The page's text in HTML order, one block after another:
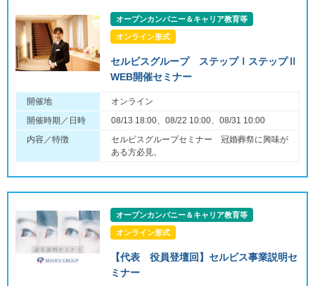
オープンカンパニー＆キャリア教育等
オンライン形式
セルビスグループ ステップⅠステップⅡ
WEB開催セミナー
開催地
オンライン
開催時期／日時
08/13 18:00、08/22 10:00、08/31 10:00
内容／特徴
セルビスグループセミナー 冠婚葬祭に興味が
ある方必見。
オープンカンパニー＆キャリア教育等
オンライン形式
【代表 役員登壇回】セルビス事業説明セ
ミナー